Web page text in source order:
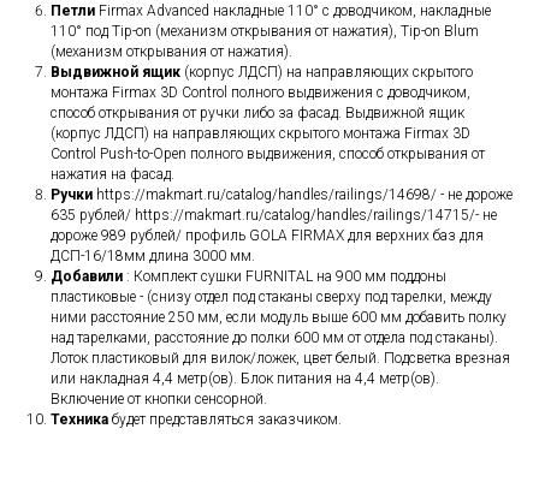
Петли Firmax Advanced накладные 110° с доводчиком, накладные
110° под Tip-on (механизм открывания от нажатия), Tip-on Blum
(механизм открывания от нажатия).
Выдвижной ящик (корпус ЛДСП) на направляющих скрытого
монтажа Firmax 3D Control полного выдвижения с доводчиком,
способ открывания от ручки либо за фасад. Выдвижной ящик
(корпус ЛДСП) на направляющих скрытого монтажа Firmax 3D
Control Push-to-Open полного выдвижения, способ открывания от
нажатия на фасад.
Ручки https://makmart.ru/catalog/handles/railings/14698/ - не дороже
635 рублей/ https://makmart.ru/catalog/handles/railings/14715/- не
дороже 989 рублей/ профиль GOLA FIRMAX для верхних баз для
ДСП-16/18мм длина 3000 мм.
Добавили : Комплект сушки FURNITAL на 900 мм поддоны
пластиковые - (снизу отдел под стаканы сверху под тарелки, между
ними расстояние 250 мм, если модуль выше 600 мм добавить полку
над тарелками, расстояние до полки 600 мм от отдела под стаканы).
Лоток пластиковый для вилок/ложек, цвет белый. Подсветка врезная
или накладная 4,4 метр(ов). Блок питания на 4,4 метр(ов).
Включение от кнопки сенсорной.
Техника будет представляться заказчиком.